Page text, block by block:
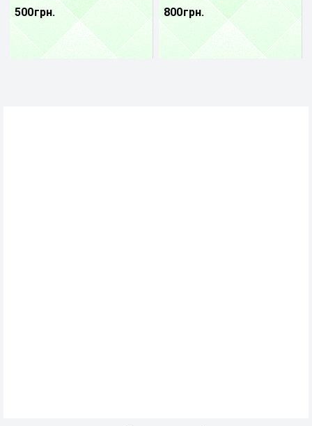
500 грн. 800 грн.